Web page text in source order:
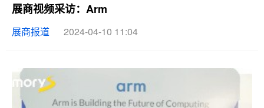
展商视频采访：Arm
展商报道 2024-04-10 11:04